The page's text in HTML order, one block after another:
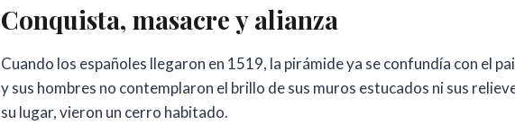
Conquista, masacre y alianza
Cuando los españoles llegaron en 1519, la pirámide ya se confundía con el
y sus hombres no contemplaron el brillo de sus muros estucados ni sus
su lugar, vieron un cerro habitado.